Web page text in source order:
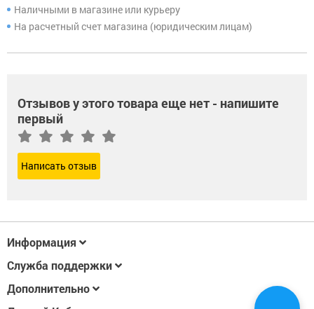
Наличными в магазине или курьеру
На расчетный счет магазина (юридическим лицам)
Отзывов у этого товара еще нет - напишите
первый
Написать отзыв
Информация
Служба поддержки
Дополнительно